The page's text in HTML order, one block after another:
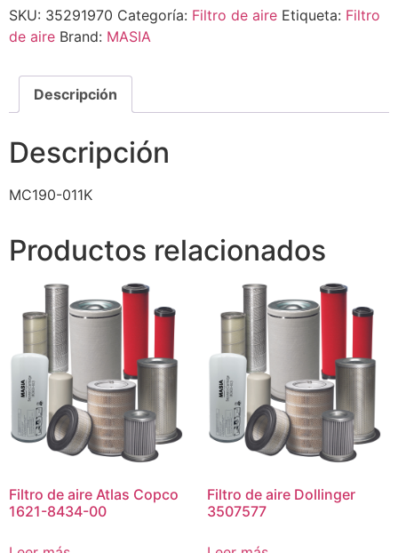
SKU: 35291970 Categoría: Filtro de aire Etiqueta: Filtro
de aire Brand: MASIA
Descripción
Descripción
MC190-011K
Productos relacionados
Filtro de aire Atlas Copco
1621-8434-00
Filtro de aire Dollinger
3507577